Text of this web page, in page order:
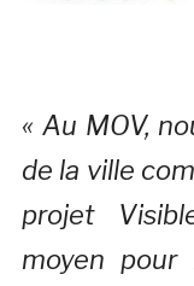
« Au MOV,
de la ville
projet
moyen